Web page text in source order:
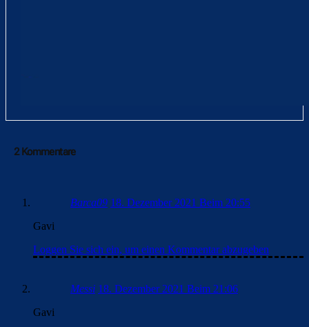
2 Kommentare
Barca09 18. Dezember 2021 Beim 20:55
Gavi
Loggen Sie sich ein, um einen Kommentar abzugeben
Messi 18. Dezember 2021 Beim 21:06
Gavi